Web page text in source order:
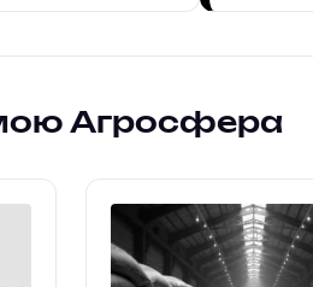
Агросфера